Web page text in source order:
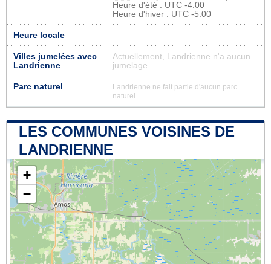
Heure d'été : UTC -4:00
Heure d'hiver : UTC -5:00
Heure locale
Villes jumelées avec
Landrienne
Actuellement, Landrienne n'a aucun
jumelage
Parc naturel
Landrienne ne fait partie d'aucun parc
naturel
LES COMMUNES VOISINES DE
LANDRIENNE
+
−